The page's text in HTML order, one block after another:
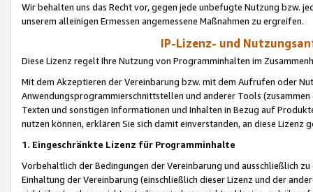
Wir behalten uns das Recht vor, gegen jede unbefugte Nutzung bzw.
unserem alleinigen Ermessen angemessene Maßnahmen zu ergreifen.
IP-Lizenz- und
Diese Lizenz regelt Ihre Nutzung von Programminhalten im
Mit dem Akzeptieren der Vereinbarung bzw. mit dem Aufrufen oder
Anwendungsprogrammierschnittstellen und anderer Tools (zusammen
Texten und sonstigen Informationen und Inhalten in Bezug auf
nutzen können, erklären Sie sich damit einverstanden, an diese Lizenz
1. Eingeschränkte Lizenz für Programminhalte
Vorbehaltlich der Bedingungen der Vereinbarung und ausschließlich
Einhaltung der Vereinbarung (einschließlich dieser Lizenz und der